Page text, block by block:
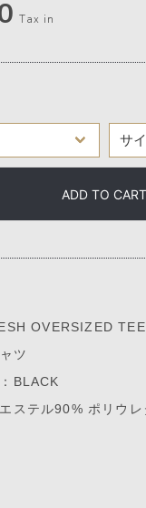
Tax in
ADD TO CART
OVERSIZED TEE
ツ
BLACK
ステル90% ポリウ